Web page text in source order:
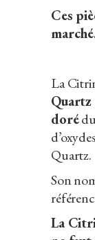
Ces
La
Quartz
doré
Quartz.
Son
La